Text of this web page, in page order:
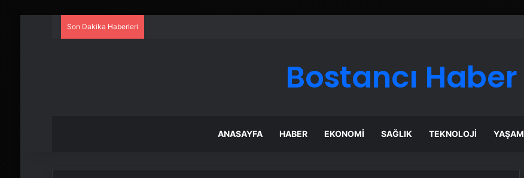
Son Dakika Haberleri
Bostancı Haber
ANASAYFA HABER EKONOMI SAĞLIK TEKNOLOJI YAŞAM